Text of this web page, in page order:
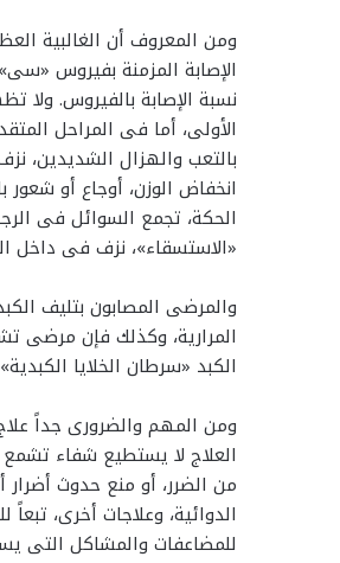
ومن المعروف أن الغالبية
الإصابة المزمنة بفيروس
نسبة الإصابة بالفيروس. ولا
الأولى، أما فى المراحل
بالتعب والهزال الشديدين،
انخفاض الوزن، أوجاع أو شعور
الحكة، تجمع السوائل فى
«الاستسقاء»، نزف فى داخل
والمرضى المصابون بتليف
المرارية، وكذلك فإن مرضى
الكبد «سرطان الخلايا
ومن المهم والضرورى جداً
العلاج لا يستطيع شفاء
من الضرر، أو منع حدوث أضرار
الدوائية، وعلاجات أخرى،
للمضاعفات والمشاكل التى